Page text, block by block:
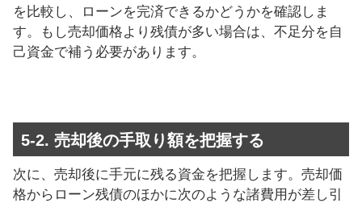
を比較し、ローンを完済できるかどうかを確認しま
す。もし売却価格より残債が多い場合は、不足分を自
己資金で補う必要があります。
5-2. 売却後の手取り額を把握する
次に、売却後に手元に残る資金を把握します。売却価
格からローン残債のほかに次のような諸費用が差し引